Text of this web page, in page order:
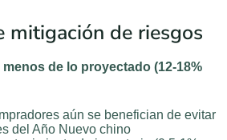
mitigación de riesgos
de lo proyectado (12-18%
aún se benefician de evitar
del Año Nuevo chino